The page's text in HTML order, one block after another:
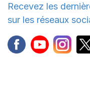
Recevez les
sur les réseaux